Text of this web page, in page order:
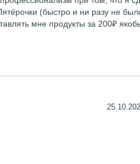
(быстро и ни разу не
мне продукты за 200₽